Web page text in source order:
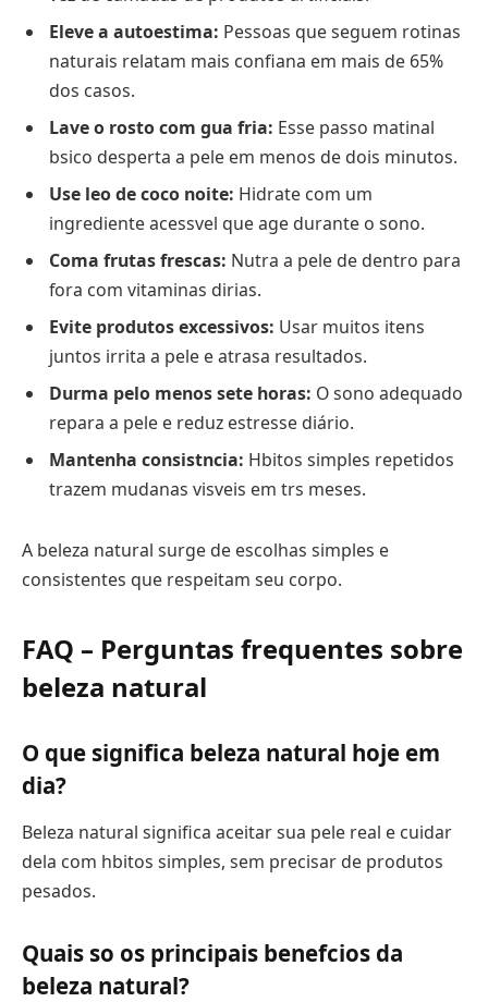
Eleve a autoestima: Pessoas que seguem rotinas
naturais relatam mais confiana em mais de 65%
dos casos.
Lave o rosto com gua fria: Esse passo matinal
bsico desperta a pele em menos de dois minutos.
Use leo de coco noite: Hidrate com um
ingrediente acessvel que age durante o sono.
Coma frutas frescas: Nutra a pele de dentro para
fora com vitaminas dirias.
Evite produtos excessivos: Usar muitos itens
juntos irrita a pele e atrasa resultados.
Durma pelo menos sete horas: O sono adequado
repara a pele e reduz estresse diário.
Mantenha consistncia: Hbitos simples repetidos
trazem mudanas visveis em trs meses.
A beleza natural surge de escolhas simples e
consistentes que respeitam seu corpo.
FAQ – Perguntas frequentes sobre
beleza natural
O que significa beleza natural hoje em
dia?
Beleza natural significa aceitar sua pele real e cuidar
dela com hbitos simples, sem precisar de produtos
pesados.
Quais so os principais benefcios da
beleza natural?